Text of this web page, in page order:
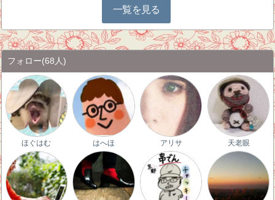
一覧を見る
フォロー(68人)
ほぐはむ はへほ アリサ 天老眼